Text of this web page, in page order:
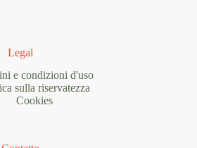
Legal
e condizioni d'uso
sulla riservatezza
Cookies